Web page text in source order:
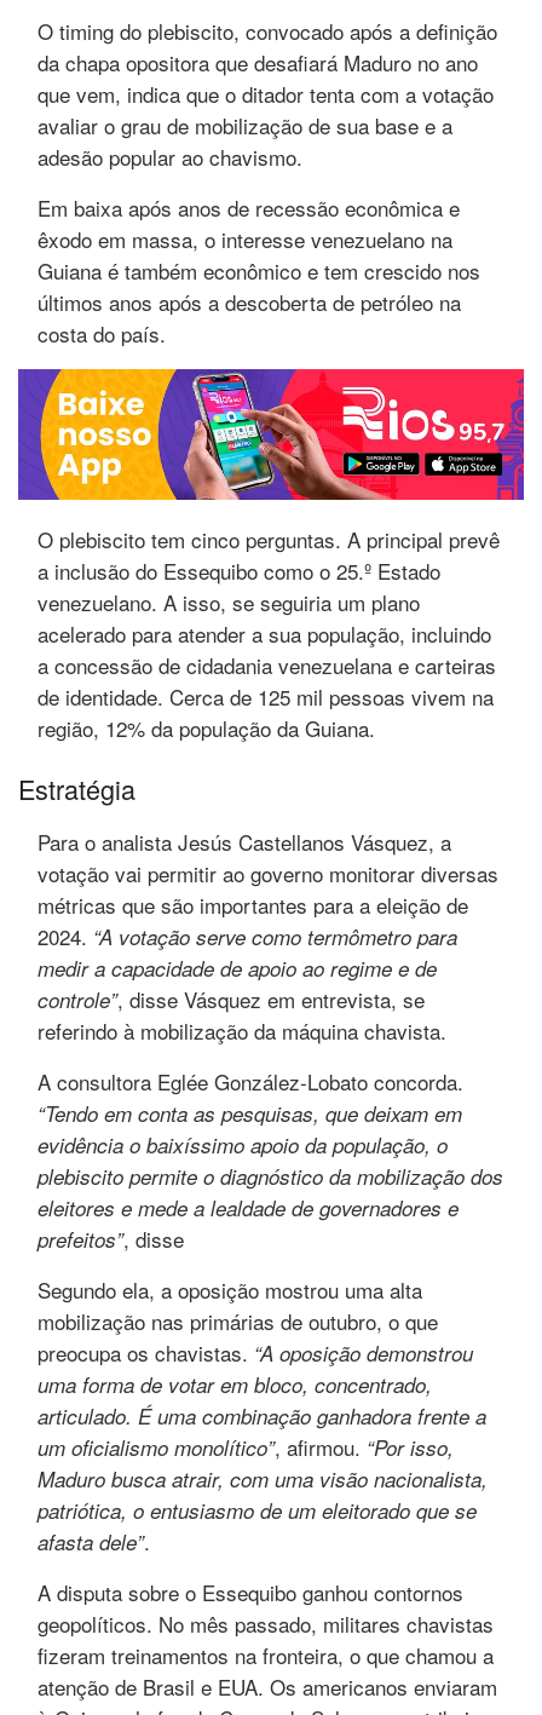
O timing do plebiscito, convocado após a definição
da chapa opositora que desafiará Maduro no ano
que vem, indica que o ditador tenta com a votação
avaliar o grau de mobilização de sua base e a
adesão popular ao chavismo.
Em baixa após anos de recessão econômica e
êxodo em massa, o interesse venezuelano na
Guiana é também econômico e tem crescido nos
últimos anos após a descoberta de petróleo na
costa do país.
O plebiscito tem cinco perguntas. A principal prevê
a inclusão do Essequibo como o 25.º Estado
venezuelano. A isso, se seguiria um plano
acelerado para atender a sua população, incluindo
a concessão de cidadania venezuelana e carteiras
de identidade. Cerca de 125 mil pessoas vivem na
região, 12% da população da Guiana.
Estratégia
Para o analista Jesús Castellanos Vásquez, a
votação vai permitir ao governo monitorar diversas
métricas que são importantes para a eleição de
2024. “A votação serve como termômetro para
medir a capacidade de apoio ao regime e de
controle”, disse Vásquez em entrevista, se
referindo à mobilização da máquina chavista.
A consultora Eglée González-Lobato concorda.
“Tendo em conta as pesquisas, que deixam em
evidência o baixíssimo apoio da população, o
plebiscito permite o diagnóstico da mobilização dos
eleitores e mede a lealdade de governadores e
prefeitos”, disse
Segundo ela, a oposição mostrou uma alta
mobilização nas primárias de outubro, o que
preocupa os chavistas. “A oposição demonstrou
uma forma de votar em bloco, concentrado,
articulado. É uma combinação ganhadora frente a
um oficialismo monolítico”, afirmou. “Por isso,
Maduro busca atrair, com uma visão nacionalista,
patriótica, o entusiasmo de um eleitorado que se
afasta dele”.
A disputa sobre o Essequibo ganhou contornos
geopolíticos. No mês passado, militares chavistas
fizeram treinamentos na fronteira, o que chamou a
atenção de Brasil e EUA. Os americanos enviaram